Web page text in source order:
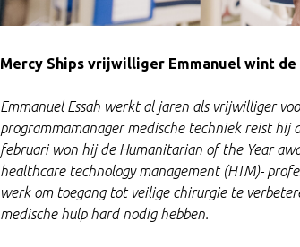
Mercy Ships vrijwilliger Emmanuel wint
Emmanuel Essah werkt al jaren als vrijwilliger
programmamanager medische techniek reist
februari won hij de Humanitarian of the Year
healthcare technology management (HTM)-
werk om toegang tot veilige chirurgie te
medische hulp hard nodig hebben.